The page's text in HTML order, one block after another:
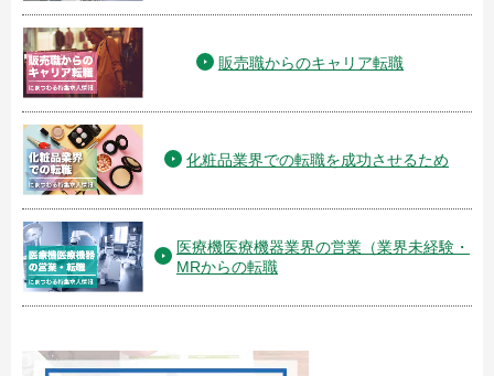
販売職からのキャリア転職
化粧品業界での転職を成功させるため
医療機医療機器業界の営業（業界未経験・
MRからの転職